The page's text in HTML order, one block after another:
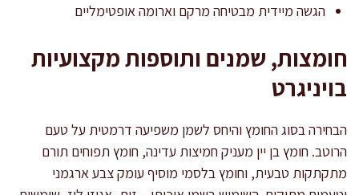
הגשה מיידית מבטיחה מרקם וארומה אופטימליים
חומצות, שמנים ותוספות מקצועיות
בויניגרט
הבחירה בסוג החומץ והיחס לשמן משפיעה דרמטית על טעם
הרוטב. חומץ בן יין מעניק חמיצות עדינה, חומץ תפוחים תורם
מתקתקות טבעית, וחומץ בלסמי מוסיף עומק צבע ארגמני